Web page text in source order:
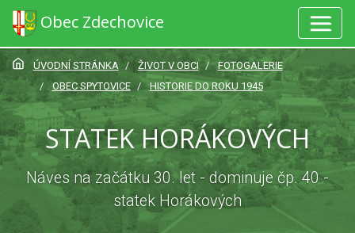
Obec Zdechovice
ÚVODNÍ STRÁNKA ŽIVOT V OBCI
FOTOGALERIE
OBEC SPYTOVICE
HISTORIE DO ROKU 1945
STATEK HORÁKOVÝCH
Náves na začátku 30. let - dominuje čp. 40 -
statek Horákových